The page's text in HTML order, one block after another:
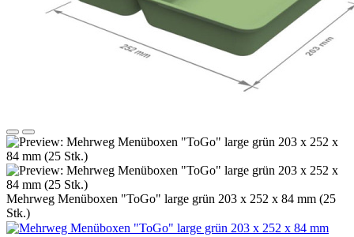
Mehrweg Menüboxen "ToGo" large grün 203 x 252 x 84 mm (25
Stk.)